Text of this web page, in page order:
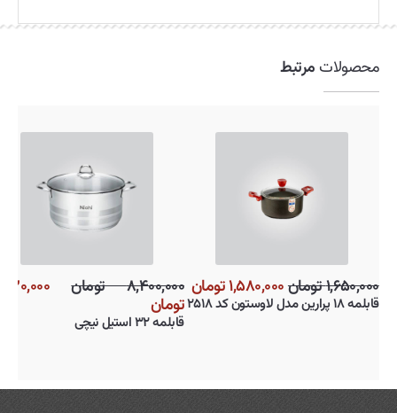
محصولات مرتبط
۸,۴۰۰,۰۰۰ تومان
قابلمه ۳۲ استیل نیچی
۱,۶۵۰,۰۰۰ تومان ۱,۵۸۰,۰۰۰ تومان
قابلمه ۱۸ پرارین مدل لاوستون کد ۲۵۱۸